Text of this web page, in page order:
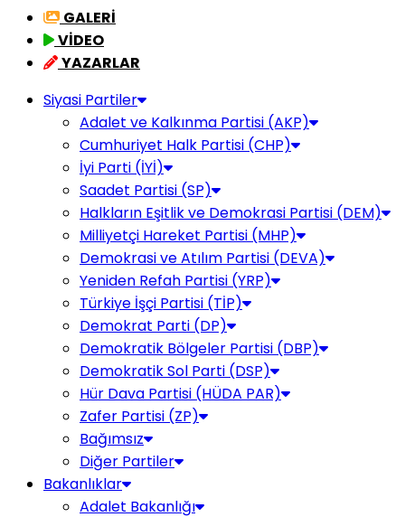
GALERİ
VİDEO
YAZARLAR
Siyasi Partiler
Adalet ve Kalkınma Partisi (AKP)
Cumhuriyet Halk Partisi (CHP)
İyi Parti (İYİ)
Saadet Partisi (SP)
Halkların Eşitlik ve Demokrasi Partisi (DEM)
Milliyetçi Hareket Partisi (MHP)
Demokrasi ve Atılım Partisi (DEVA)
Yeniden Refah Partisi (YRP)
Türkiye İşçi Partisi (TİP)
Demokrat Parti (DP)
Demokratik Bölgeler Partisi (DBP)
Demokratik Sol Parti (DSP)
Hür Dava Partisi (HÜDA PAR)
Zafer Partisi (ZP)
Bağımsız
Diğer Partiler
Bakanlıklar
Adalet Bakanlığı